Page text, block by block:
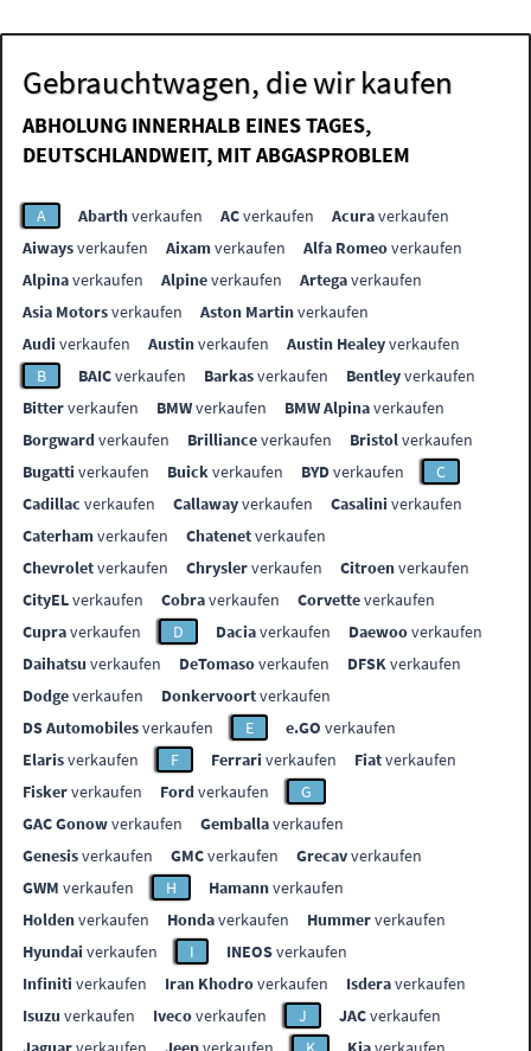
Gebrauchtwagen, die wir kaufen
ABHOLUNG INNERHALB EINES TAGES,
DEUTSCHLANDWEIT, MIT ABGASPROBLEM
A Abarthverkaufen ACverkaufen Acuraverkaufen
Aiwaysverkaufen Aixamverkaufen Alfa Romeoverkaufen
Alpinaverkaufen Alpineverkaufen Artegaverkaufen
Asia Motorsverkaufen Aston Martinverkaufen
Audi verkaufen Austinverkaufen Austin Healeyverkaufen
B
BAICverkaufen Barkasverkaufen Bentleyverkaufen
Bitterverkaufen BMWverkaufen BMW Alpinaverkaufen
Borgwardverkaufen Brillianceverkaufen Bristolverkaufen
Bugatti verkaufen Buickverkaufen BYDverkaufen
C
Cadillac verkaufen Callawayverkaufen Casalini verkaufen
Caterhamverkaufen Chatenetverkaufen
Chevroletverkaufen Chryslerverkaufen Citroenverkaufen
CityELverkaufen Cobraverkaufen Corvetteverkaufen
Cupraverkaufen D Daciaverkaufen Daewooverkaufen
Daihatsu verkaufen DeTomasoverkaufen DFSKverkaufen
Dodgeverkaufen Donkervoortverkaufen
DS Automobilesverkaufen E e.GO verkaufen
Elarisverkaufen F Ferrari verkaufen Fiatverkaufen
Fiskerverkaufen Fordverkaufen
G
GAC Gonowverkaufen Gemballaverkaufen
Genesisverkaufen GMCverkaufen Grecavverkaufen
GWM verkaufen H Hamannverkaufen
Holdenverkaufen Hondaverkaufen Hummerverkaufen
Hyundai verkaufen I INEOSverkaufen
Infiniti verkaufen Iran Khodroverkaufen Isderaverkaufen
Isuzu verkaufen Ivecoverkaufen J JACverkaufen